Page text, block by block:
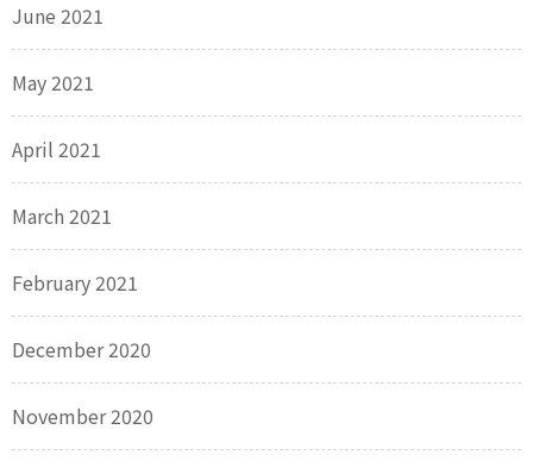
June 2021
May 2021
April 2021
March 2021
February 2021
December 2020
November 2020